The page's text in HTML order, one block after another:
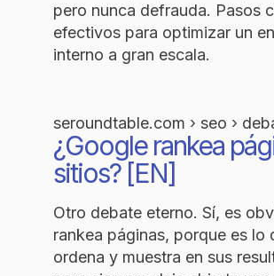
pero nunca defrauda. Pasos
efectivos para optimizar un
interno a gran escala.
seroundtable.com › seo ›
¿Google rankea
sitios? [EN]
Otro debate eterno. Sí, es
rankea páginas, porque es lo
ordena y muestra en sus